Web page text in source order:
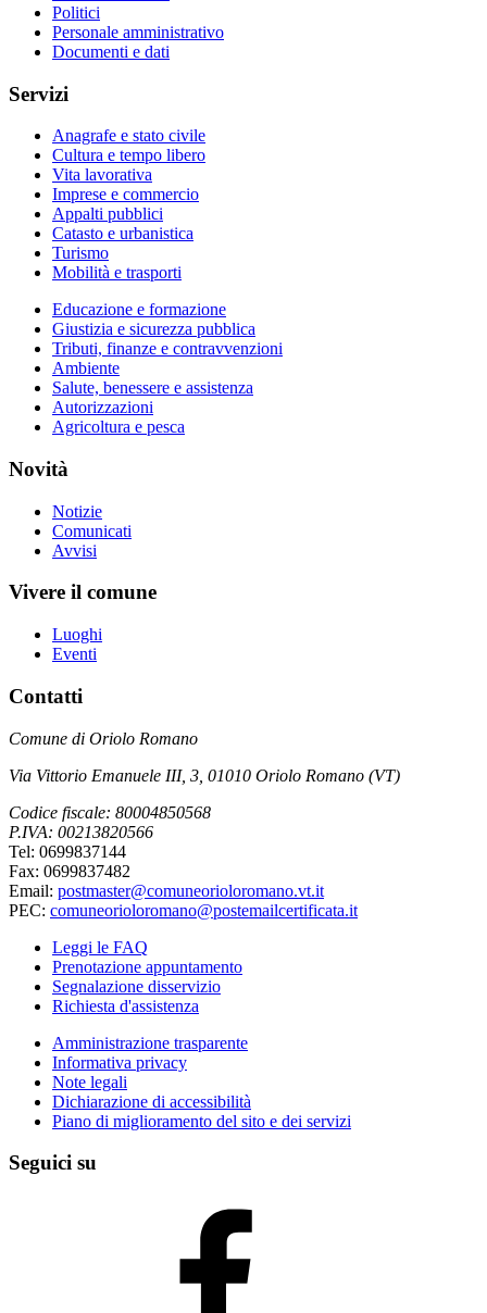
Politici
Personale amministrativo
Documenti e dati
Servizi
Anagrafe e stato civile
Cultura e tempo libero
Vita lavorativa
Imprese e commercio
Appalti pubblici
Catasto e urbanistica
Turismo
Mobilità e trasporti
Educazione e formazione
Giustizia e sicurezza pubblica
Tributi, finanze e contravvenzioni
Ambiente
Salute, benessere e assistenza
Autorizzazioni
Agricoltura e pesca
Novità
Notizie
Comunicati
Avvisi
Vivere il comune
Luoghi
Eventi
Contatti
Comune di Oriolo Romano
Via Vittorio Emanuele III, 3, 01010 Oriolo Romano (VT)
Codice fiscale: 80004850568
P.IVA: 00213820566
Tel: 0699837144
Fax: 0699837482
Email: postmaster@comuneorioloromano.vt.it
PEC: comuneorioloromano@postemailcertificata.it
Leggi le FAQ
Prenotazione appuntamento
Segnalazione disservizio
Richiesta d'assistenza
Amministrazione trasparente
Informativa privacy
Note legali
Dichiarazione di accessibilità
Piano di miglioramento del sito e dei servizi
Seguici su